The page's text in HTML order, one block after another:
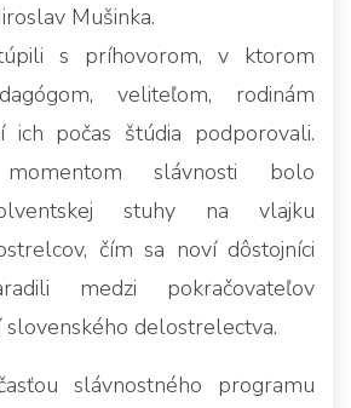
Mušinka.
s príhovorom, v ktorom
veliteľom, rodinám
počas štúdia podporovali.
momentom slávnosti bolo
stuhy na vlajku
čím sa noví dôstojníci
medzi pokračovateľov
slovenského delostrelectva.
slávnostného programu